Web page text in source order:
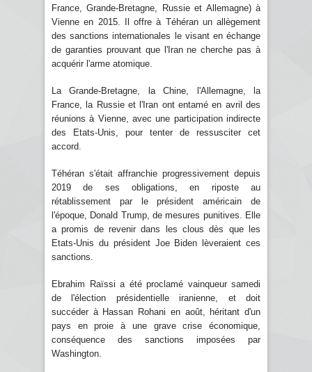
France, Grande-Bretagne, Russie et Allemagne) à
Vienne en 2015. Il offre à Téhéran un allègement
des sanctions internationales le visant en échange
de garanties prouvant que l'Iran ne cherche pas à
acquérir l'arme atomique.
La Grande-Bretagne, la Chine, l'Allemagne, la
France, la Russie et l'Iran ont entamé en avril des
réunions à Vienne, avec une participation indirecte
des Etats-Unis, pour tenter de ressusciter cet
accord.
Téhéran s'était affranchie progressivement depuis
2019 de ses obligations, en riposte au
rétablissement par le président américain de
l'époque, Donald Trump, de mesures punitives. Elle
a promis de revenir dans les clous dès que les
Etats-Unis du président Joe Biden lèveraient ces
sanctions.
Ebrahim Raïssi a été proclamé vainqueur samedi
de l'élection présidentielle iranienne, et doit
succéder à Hassan Rohani en août, héritant d'un
pays en proie à une grave crise économique,
conséquence des sanctions imposées par
Washington.